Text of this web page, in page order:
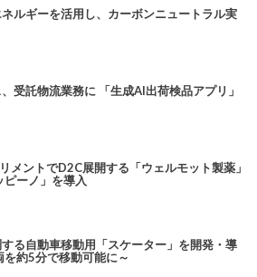
ルギーを活用し、カーボンニュートラル実
受託物流業務に 「生成AI出荷検品アプリ」
メントでD2C展開する「ウェルモット製薬」
ピーノ」を導入
る自動車移動用「スケーター」を開発・導
約5分で移動可能に～